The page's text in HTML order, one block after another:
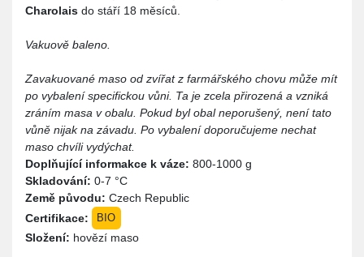
Charolais do stáří 18 měsíců.
Vakuově baleno.
Zavakuované maso od zvířat z farmářského chovu může mít
po vybalení specifickou vůni. Ta je zcela přirozená a vzniká
zráním masa v obalu. Pokud byl obal neporušený, není tato
vůně nijak na závadu. Po vybalení doporučujeme nechat
maso chvíli vydýchat.
Doplňující informakce k váze: 800-1000 g
Skladování: 0-7 °C
Země původu: Czech Republic
Certifikace:
BIO
Složení: hovězí maso